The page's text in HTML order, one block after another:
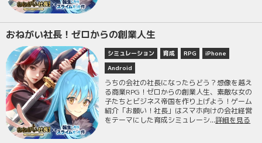
おねがい社長！ゼロからの創業人生
シミュレーション 育成 RPG
iPhone
Android
うちの会社の社長になったらどう？想像を越え
る商業RPG！ゼロからの創業人生、素敵な女の
子たちとビジネス帝国を作り上げよう！ゲーム
紹介「お願い！社長」はスマホ向けの会社経営
をテーマにした育成シミュレーシ...詳細を見る